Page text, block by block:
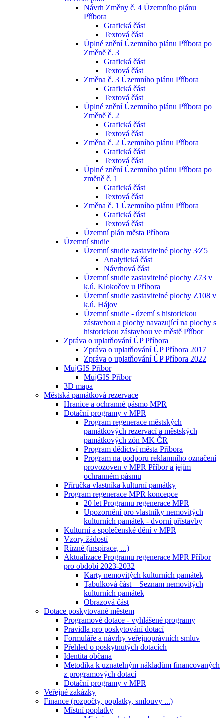
Návrh Změny č. 4 Územního plánu
Příbora
Grafická část
Textová část
Úplné znění Územního plánu Příbora po
Změně č. 3
Grafická část
Textová část
Změna č. 3 Územního plánu Příbora
Grafická část
Textová část
Úplné znění Územního plánu Příbora po
Změně č. 2
Grafická část
Textová část
Změna č. 2 Územního plánu Příbora
Grafická část
Textová část
Úplné znění Územního plánu Příbora po
změně č. 1
Grafická část
Textová část
Změna č. 1 Územního plánu Příbora
Grafická část
Textová část
Územní plán města Příbora
Územní studie
Územní studie zastavitelné plochy 3⁄Z5
Analytická část
Návrhová část
Územní studie zastavitelné plochy Z73 v
k.ú. Klokočov u Příbora
Územní studie zastavitelné plochy Z108 v
k.ú. Hájov
Územní studie - území s historickou
zástavbou a plochy navazující na plochy s
historickou zástavbou ve městě Příbor
Zpráva o uplatňování ÚP Příbora
Zpráva o uplatňování ÚP Příbora 2017
Zpráva o uplatňování ÚP Příbora 2022
MujGIS Příbor
MujGIS Příbor
3D mapa
Městská památková rezervace
Hranice a ochranné pásmo MPR
Dotační programy v MPR
Program regenerace městských
památkových rezervací a městských
památkových zón MK ČR
Program dědictví města Příbora
Program na podporu reklamního označení
provozoven v MPR Příbor a jejím
ochranném pásmu
Příručka vlastníka kulturní památky
Program regenerace MPR koncepce
20 let Programu regenerace MPR
Upozornění pro vlastníky nemovitých
kulturních památek - dvorní přístavby
Kulturní a společenské dění v MPR
Vzory žádostí
Různé (inspirace, ...)
Aktualizace Programu regenerace MPR Příbor
pro období 2023-2032
Karty nemovitých kulturních památek
Tabulková část – Seznam nemovitých
kulturních památek
Obrazová část
Dotace poskytované městem
Programové dotace - vyhlášené programy
Pravidla pro poskytování dotací
Formuláře a návrhy veřejnoprávních smluv
Přehled o poskytnutých dotacích
Identita občana
Metodika k uznatelným nákladům financovaných
z programových dotací
Dotační programy v MPR
Veřejné zakázky
Finance (rozpočty, poplatky, smlouvy ...)
Místní poplatky